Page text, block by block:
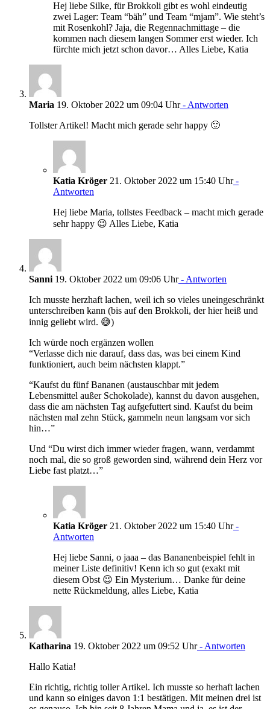
Hej liebe Silke, für Brokkoli gibt es wohl eindeutig
zwei Lager: Team “bäh” und Team “mjam”. Wie steht’s
mit Rosenkohl? Jaja, die Regennachmittage – die
kommen nach diesem langen Sommer erst wieder. Ich
fürchte mich jetzt schon davor… Alles Liebe, Katia
Maria 19. Oktober 2022 um 09:04 Uhr- Antworten
Tollster Artikel! Macht mich gerade sehr happy 🙂
Katia Kröger 21. Oktober 2022 um 15:40 Uhr-
Antworten
Hej liebe Maria, tollstes Feedback – macht mich gerade
sehr happy 😉 Alles Liebe, Katia
Sanni 19. Oktober 2022 um 09:06 Uhr- Antworten
Ich musste herzhaft lachen, weil ich so vieles uneingeschränkt
unterschreiben kann (bis auf den Brokkoli, der hier heiß und
innig geliebt wird. 😅)
Ich würde noch ergänzen wollen
“Verlasse dich nie darauf, dass das, was bei einem Kind
funktioniert, auch beim nächsten klappt.”
“Kaufst du fünf Bananen (austauschbar mit jedem
Lebensmittel außer Schokolade), kannst du davon ausgehen,
dass die am nächsten Tag aufgefuttert sind. Kaufst du beim
nächsten mal zehn Stück, gammeln neun langsam vor sich
hin…”
Und “Du wirst dich immer wieder fragen, wann, verdammt
noch mal, die so groß geworden sind, während dein Herz vor
Liebe fast platzt…”
Katia Kröger 21. Oktober 2022 um 15:40 Uhr-
Antworten
Hej liebe Sanni, o jaaa – das Bananenbeispiel fehlt in
meiner Liste definitiv! Kenn ich so gut (exakt mit
diesem Obst 😉 Ein Mysterium… Danke für deine
nette Rückmeldung, alles Liebe, Katia
Katharina 19. Oktober 2022 um 09:52 Uhr- Antworten
Hallo Katia!
Ein richtig, richtig toller Artikel. Ich musste so herhaft lachen
und kann so einiges davon 1:1 bestätigen. Mit meinen drei ist